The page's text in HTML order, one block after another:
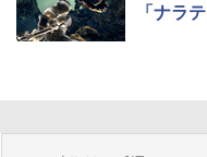
「ナラ